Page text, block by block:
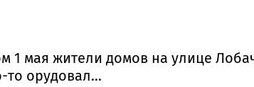
мая жители домов на улице
то орудовал...